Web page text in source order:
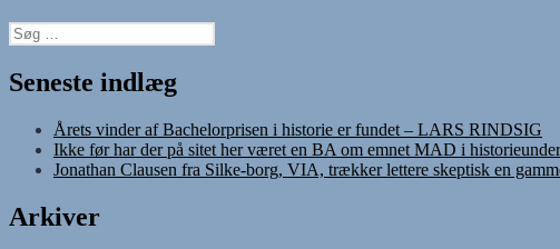
Søg
efter:
Seneste indlæg
Årets vinder af Bachelorprisen i historie er fundet – LARS RINDSIG
Ikke før har der på sitet her været en BA om emnet MAD i
Jonathan Clausen fra Silke-borg, VIA, trækker lettere skeptisk en
Arkiver